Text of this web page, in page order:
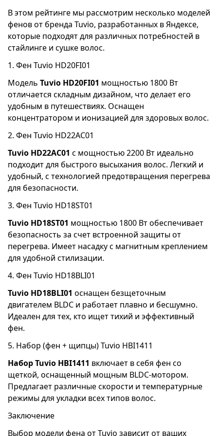
Этот набор обеспечивает не только
эффективный результат, но и комфорт в
использовании благодаря удобству и
простоте в управлении. Он идеально
быстроту в процессе укладки волос, делая это
легким и приятным занятием.
В этом рейтинге мы рассмотрим несколько моделей
фенов от бренда Tuvio, разработанных в Яндексе,
которые подходят для различных потребностей в
стайлинге и сушке волос.
1. Фен Tuvio HD20FI01
Модель Tuvio HD20FI01 мощностью 1800 Вт
отличается складным дизайном, что делает его
удобным в путешествиях. Оснащен
концентратором и ионизацией для здоровых волос.
2. Фен Tuvio HD22AC01
Tuvio HD22AC01 с мощностью 2200 Вт идеально
подходит для быстрого высыхания волос. Легкий и
удобный, с технологией предотвращения перегрева
для безопасности.
3. Фен Tuvio HD18ST01
Tuvio HD18ST01 мощностью 1800 Вт обеспечивает
безопасность за счет встроенной защиты от
перегрева. Имеет насадку с магнитным креплением
для удобной стилизации.
4. Фен Tuvio HD18BLI01
Tuvio HD18BLI01 оснащен безщеточным
двигателем BLDC и работает плавно и бесшумно.
Идеален для тех, кто ищет тихий и эффективный
фен.
5. Набор (фен + щипцы) Tuvio HBI1411
Набор Tuvio HBI1411 включает в себя фен со
щеткой, оснащенный мощным BLDC-мотором.
Предлагает различные скорости и температурные
режимы для укладки всех типов волос.
Заключение
Выбор модели фена от Tuvio зависит от ваших